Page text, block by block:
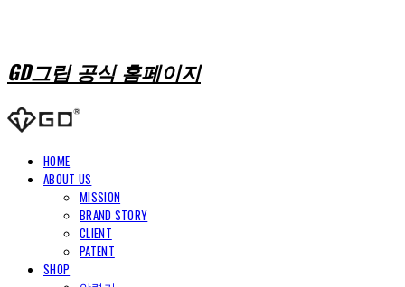
GD그립 공식 홈페이지
HOME
ABOUT US
MISSION
BRAND STORY
CLIENT
PATENT
SHOP